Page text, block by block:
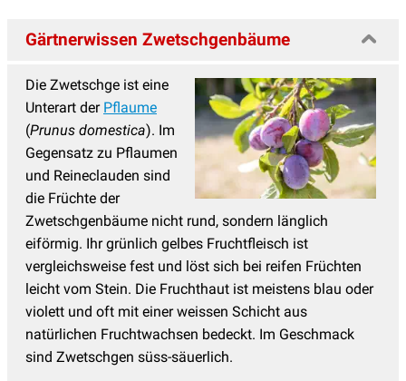
Gärtnerwissen Zwetschgenbäume
Die Zwetschge ist eine
Unterart der Pflaume
(Prunus domestica). Im
Gegensatz zu Pflaumen
und Reineclauden sind
die Früchte der
Zwetschgenbäume nicht rund, sondern länglich
eiförmig. Ihr grünlich gelbes Fruchtfleisch ist
vergleichsweise fest und löst sich bei reifen Früchten
leicht vom Stein. Die Fruchthaut ist meistens blau oder
violett und oft mit einer weissen Schicht aus
natürlichen Fruchtwachsen bedeckt. Im Geschmack
sind Zwetschgen süss-säuerlich.